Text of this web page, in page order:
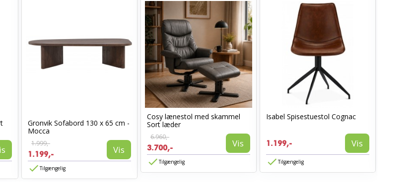
Gronvik Sofabord 130 x 65 cm -
Mocca
1.999,-
1.199,- Vis
Tilgængelig
Cosy lænestol med skammel
Sort læder
6.960,-
3.700,- Vis
Tilgængelig
Isabel Spisestuestol Cognac
1.199,- Vis
Tilgængelig